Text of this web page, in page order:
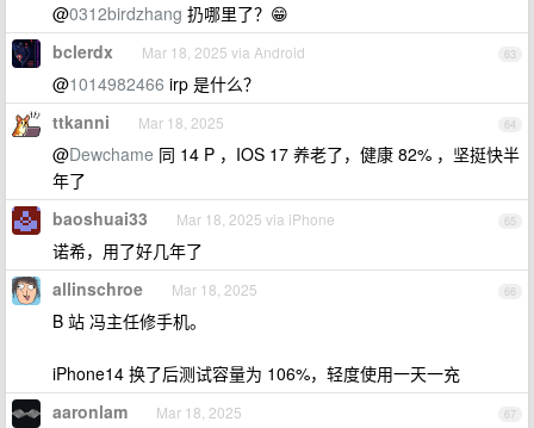
@0312birdzhang 扔哪里了？😁
63
bclerdx Mar 18, 2025 via Android
@1014982466 irp 是什么？
64
ttkanni Mar 18, 2025
@Dewchame 同 14 P ，IOS 17 养老了，健康 82% ，坚挺快半
年了
65
baoshuai33 Mar 18, 2025 via iPhone
诺希，用了好几年了
66
allinschroe Mar 18, 2025
B 站 冯主任修手机。
iPhone14 换了后测试容量为 106%，轻度使用一天一充
67
aaronlam Mar 18, 2025